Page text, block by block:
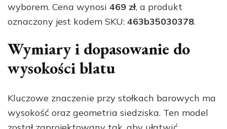
wyborem. Cena wynosi 469 zł, a produkt
oznaczony jest kodem SKU: 463b35030378.
Wymiary i dopasowanie do
wysokości blatu
Kluczowe znaczenie przy stołkach barowych ma
wysokość oraz geometria siedziska. Ten model